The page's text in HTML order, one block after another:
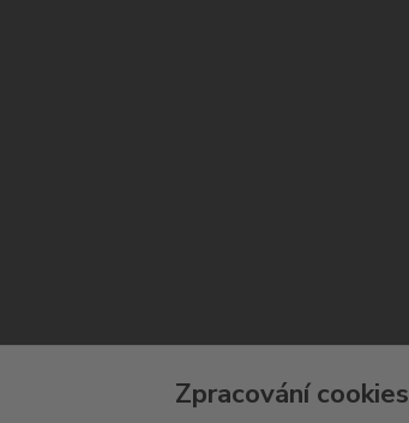
Zpracování cookies